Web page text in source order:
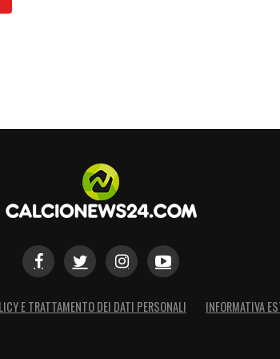
E TRATTAMENTO DEI DATI PERSONALI INFORMATIVA